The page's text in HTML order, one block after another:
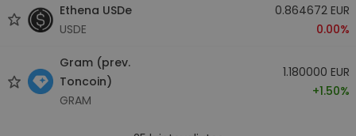
Ethena USDe
USDE
0.864672 EUR
0.00%
Gram (prev.
Toncoin)
GRAM
1.180000 EUR
+1.50%